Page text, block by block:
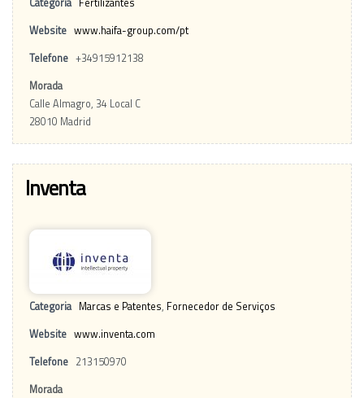
Website www.haifa-group.com/pt
Telefone +34915912138
Morada
Calle Almagro, 34 Local C
28010 Madrid
Inventa
Categoria Marcas e Patentes, Fornecedor de Serviços
Website www.inventa.com
Telefone 213150970
Morada